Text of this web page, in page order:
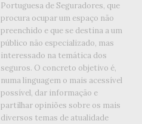
Portuguesa de Seguradores, que
procura ocupar um espaço não
preenchido e que se destina a um
público não especializado, mas
interessado na temática dos
seguros. O concreto objetivo é,
numa linguagem o mais acessível
possível, dar informação e
partilhar opiniões sobre os mais
diversos temas de atualidade